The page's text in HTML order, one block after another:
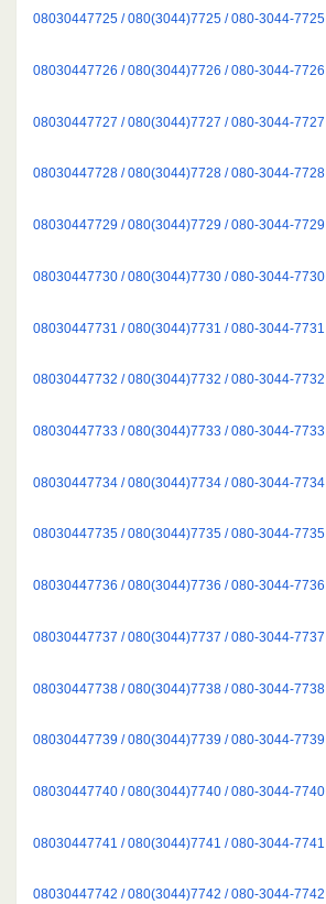
08030447725 / 080(3044)7725 / 080-3044-7725
08030447726 / 080(3044)7726 / 080-3044-7726
08030447727 / 080(3044)7727 / 080-3044-7727
08030447728 / 080(3044)7728 / 080-3044-7728
08030447729 / 080(3044)7729 / 080-3044-7729
08030447730 / 080(3044)7730 / 080-3044-7730
08030447731 / 080(3044)7731 / 080-3044-7731
08030447732 / 080(3044)7732 / 080-3044-7732
08030447733 / 080(3044)7733 / 080-3044-7733
08030447734 / 080(3044)7734 / 080-3044-7734
08030447735 / 080(3044)7735 / 080-3044-7735
08030447736 / 080(3044)7736 / 080-3044-7736
08030447737 / 080(3044)7737 / 080-3044-7737
08030447738 / 080(3044)7738 / 080-3044-7738
08030447739 / 080(3044)7739 / 080-3044-7739
08030447740 / 080(3044)7740 / 080-3044-7740
08030447741 / 080(3044)7741 / 080-3044-7741
08030447742 / 080(3044)7742 / 080-3044-7742